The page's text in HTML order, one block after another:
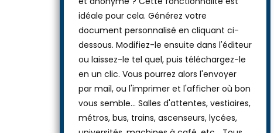
idéale pour cela. Générez votre
document personnalisé en cliquant ci-
dessous. Modifiez-le ensuite dans l'éditeur
ou laissez-le tel quel, puis téléchargez-le
en un clic. Vous pourrez alors l'envoyer
par mail, ou l'imprimer et l'afficher où bon
vous semble… Salles d'attentes, vestiaires,
métros, bus, trains, ascenseurs, lycées,